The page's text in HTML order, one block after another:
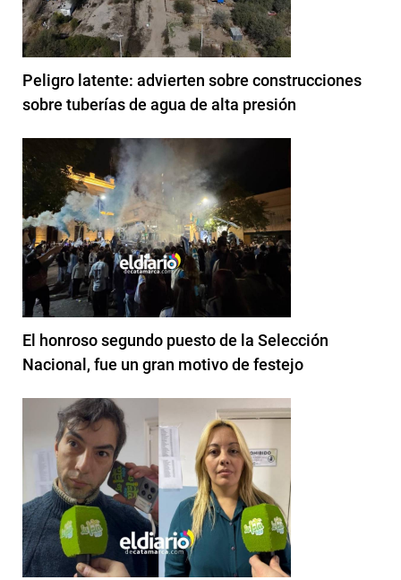
Peligro latente: advierten sobre construcciones
sobre tuberías de agua de alta presión
El honroso segundo puesto de la Selección
Nacional, fue un gran motivo de festejo